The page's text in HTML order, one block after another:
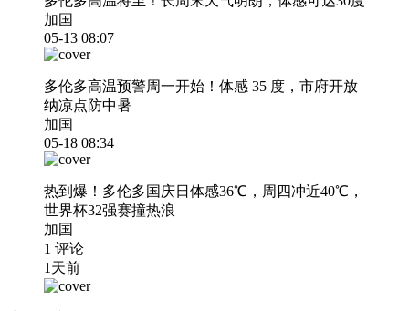
加国
05-13 08:07
多伦多高温预警周一开始！体感 35 度，市府开放
纳凉点防中暑
加国
05-18 08:34
热到爆！多伦多国庆日体感36℃，周四冲近40℃，
世界杯32强赛撞热浪
加国
1 评论
1天前